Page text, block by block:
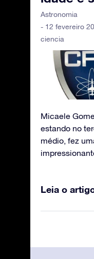
Astronomia
- 12 fevereiro
ciencia
Micaele
estando no
médio, fez
Leia o